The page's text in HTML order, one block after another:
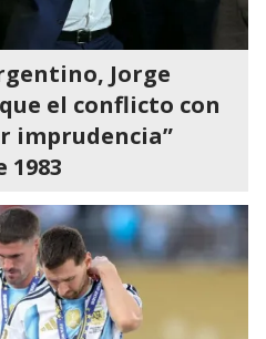
Jorge
el conflicto con
imprudencia”